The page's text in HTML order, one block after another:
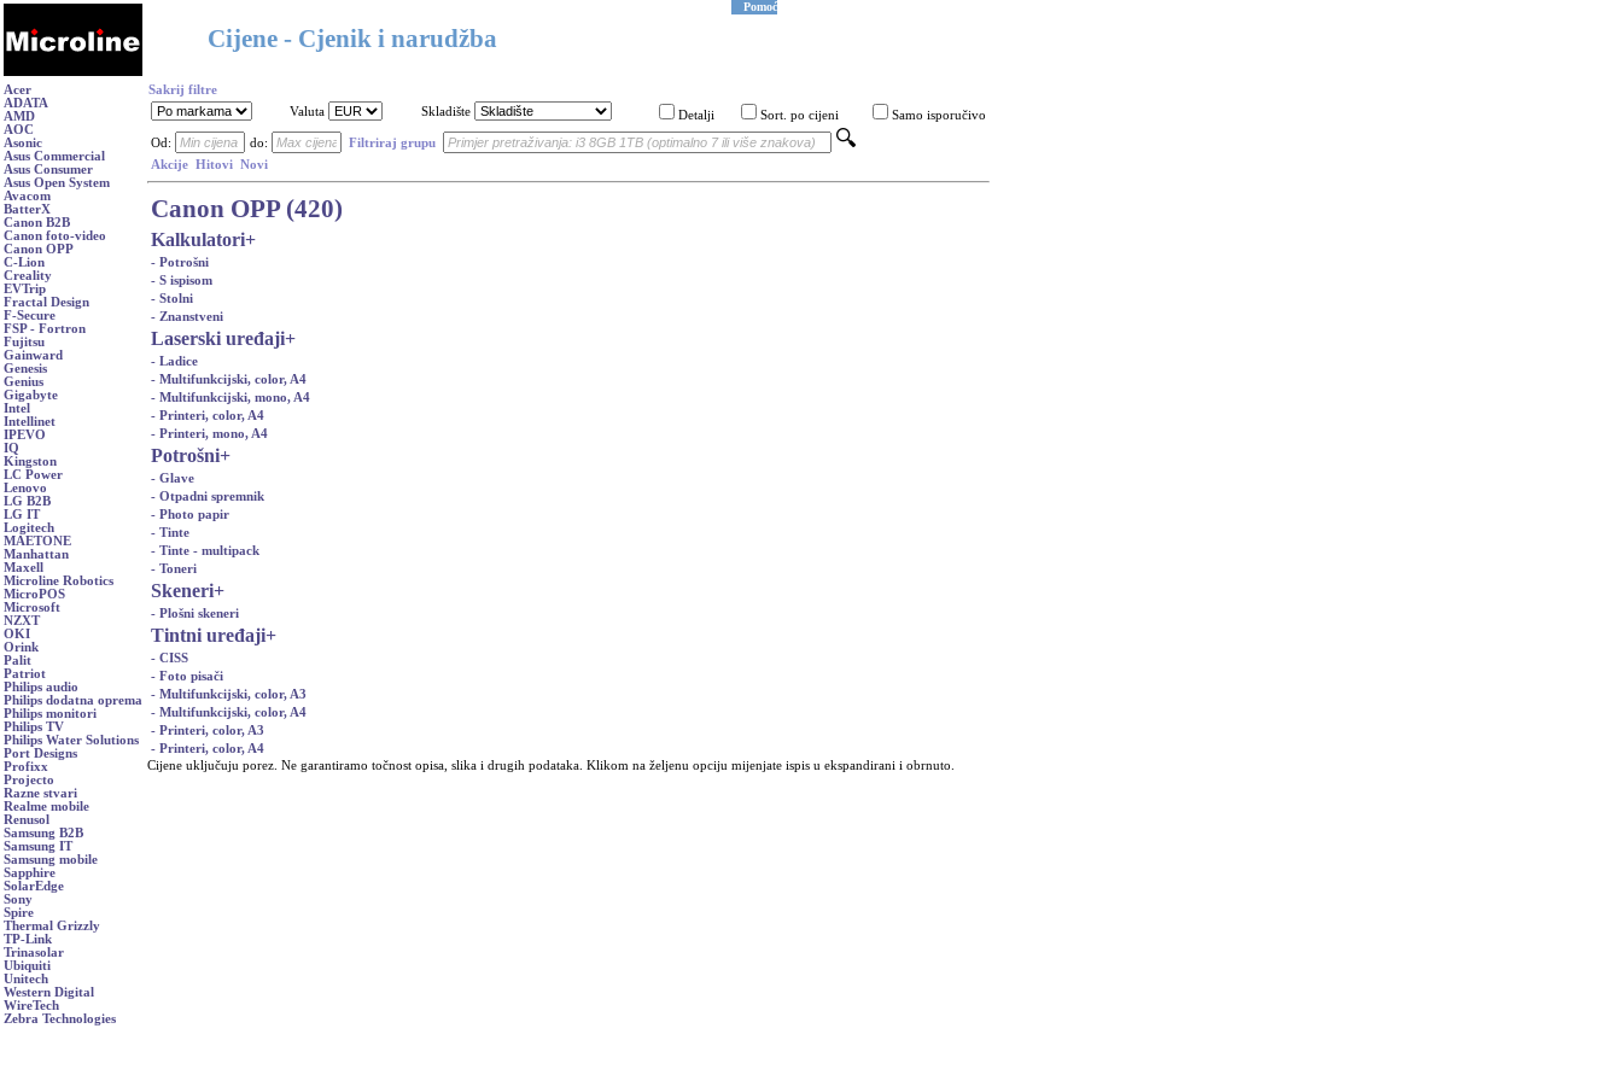
Cijene - Cjenik i narudžba
Pomoć
Acer
ADATA
AMD
AOC
Asonic
Asus Commercial
Asus Consumer
Asus Open System
Avacom
BatterX
Canon B2B
Canon foto-video
Canon OPP
C-Lion
Creality
EVTrip
Fractal Design
F-Secure
FSP - Fortron
Fujitsu
Gainward
Genesis
Genius
Gigabyte
Intel
Intellinet
IPEVO
IQ
Kingston
LC Power
Lenovo
LG B2B
LG IT
Logitech
MAETONE
Manhattan
Maxell
Microline Robotics
MicroPOS
Microsoft
NZXT
OKI
Orink
Palit
Patriot
Philips audio
Philips dodatna oprema
Philips monitori
Philips TV
Philips Water Solutions
Port Designs
Profixx
Projecto
Razne stvari
Realme mobile
Renusol
Samsung B2B
Samsung IT
Samsung mobile
Sapphire
SolarEdge
Sony
Spire
Thermal Grizzly
TP-Link
Trinasolar
Ubiquiti
Unitech
Western Digital
WireTech
Zebra Technologies
Sakrij filtre
Valuta
Skladište Detalji Sort. po cijeni Samo isporučivo
Od: do:
Filtriraj grupu
Akcije Hitovi Novi
Canon OPP (420)
Kalkulatori+
- Potrošni
- S ispisom
- Stolni
- Znanstveni
Laserski uređaji+
- Ladice
- Multifunkcijski, color, A4
- Multifunkcijski, mono, A4
- Printeri, color, A4
- Printeri, mono, A4
Potrošni+
- Glave
- Otpadni spremnik
- Photo papir
- Tinte
- Tinte - multipack
- Toneri
Skeneri+
- Plošni skeneri
Tintni uređaji+
- CISS
- Foto pisači
- Multifunkcijski, color, A3
- Multifunkcijski, color, A4
- Printeri, color, A3
- Printeri, color, A4
Cijene uključuju porez. Ne garantiramo točnost opisa, slika i drugih podataka. Klikom na željenu opciju mijenjate ispis u ekspandirani i obrnuto.